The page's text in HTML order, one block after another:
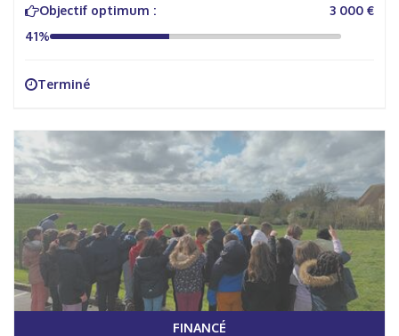
Objectif optimum :
3 000 €
41%
Terminé
FINANCÉ